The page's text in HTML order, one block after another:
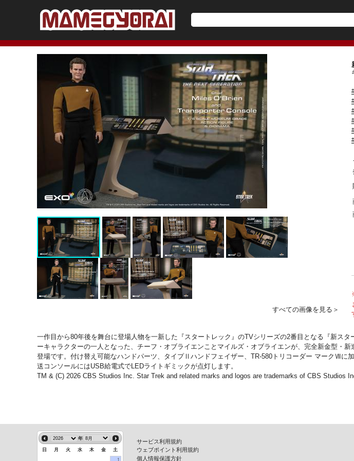
すべての画像を見る＞
一作目から80年後を舞台に登場人物を一新した『スタートレック』のTVシリーズの2番目となる『新ス
ーキャラクターの一人となった、チーフ・オブライエンことマイルズ・オブライエンが、完全新金型・
登場です。付け替え可能なハンドパーツ、タイプⅡハンドフェイザー、TR-580トリコーダー マークⅦに
送コンソールにはUSB給電式でLEDライトギミックが点灯します。
TM & (C) 2026 CBS Studios Inc. Star Trek and related marks and logos are trademarks of CBS Studios
年
日 月 火 水 木 金
土
1
サービス利用規約
ウェブポイント利用規約
個人情報保護方針